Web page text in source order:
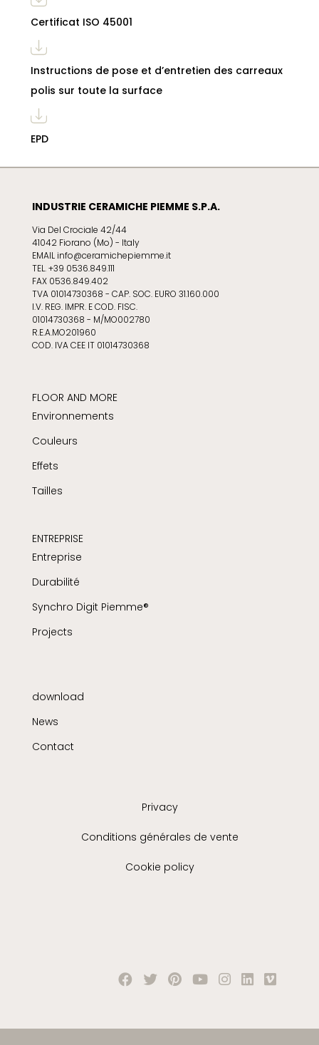
Certificat ISO 45001
Instructions de pose et d’entretien des carreaux
polis sur toute la surface
EPD
INDUSTRIE CERAMICHE PIEMME S.P.A.
Via Del Crociale 42/44
41042 Fiorano (Mo) - Italy
EMAIL info@ceramichepiemme.it
TEL. +39 0536.849.111
FAX 0536.849.402
TVA 01014730368 - CAP. SOC. EURO 31.160.000
I.V. REG. IMPR. E COD. FISC.
01014730368 - M/MO002780
R.E.A.MO201960
COD. IVA CEE IT 01014730368
FLOOR AND MORE
Environnements
Couleurs
Effets
Tailles
ENTREPRISE
Entreprise
Durabilité
Synchro Digit Piemme®
Projects
download
News
Contact
Privacy
Conditions générales de vente
Cookie policy